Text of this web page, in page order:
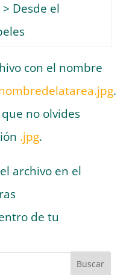
Desde el
con el nombre
.
no olvides
.jpg.
archivo en el
de tu